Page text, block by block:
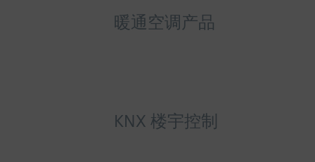
暖通空调产品
KNX 楼宇控制